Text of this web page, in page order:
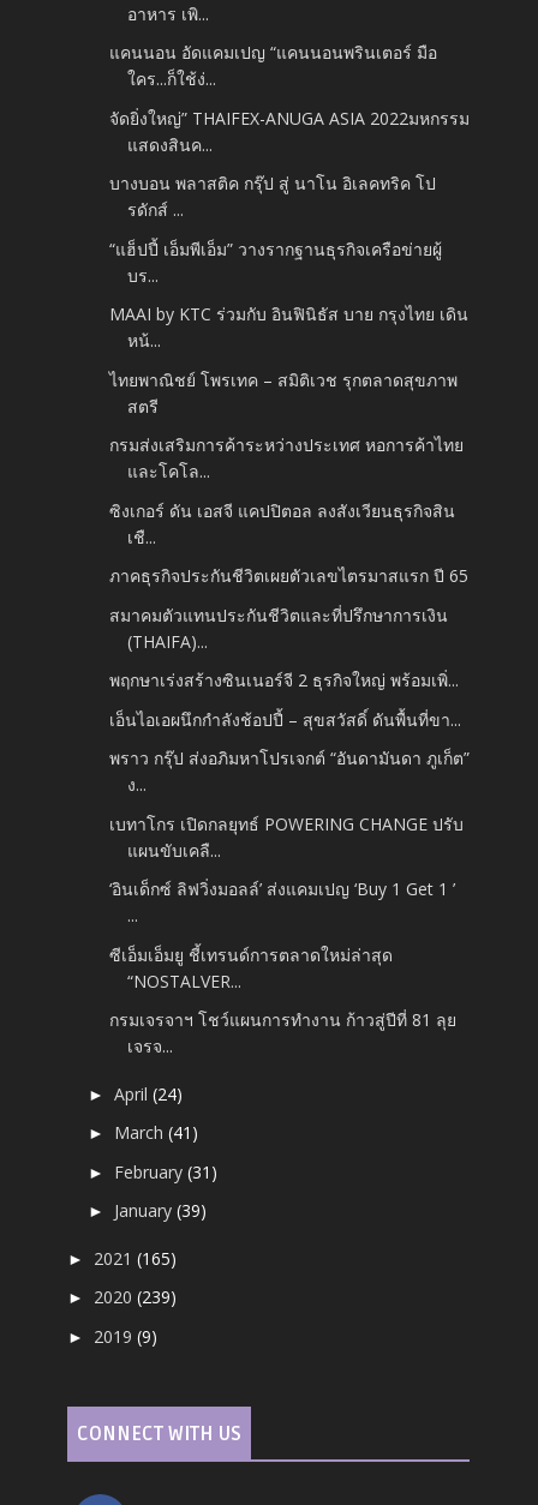
อาหาร เพิ...
แคนนอน อัดแคมเปญ “แคนนอนพรินเตอร์ มือ
ใคร...ก็ใช้ง่...
จัดยิ่งใหญ่” THAIFEX-ANUGA ASIA 2022มหกรรม
แสดงสินค...
บางบอน พลาสติค กรุ๊ป สู่ นาโน อิเลคทริค โป
รดักส์ ...
“แฮ็ปปี้ เอ็มพีเอ็ม” วางรากฐานธุรกิจเครือข่ายผู้
บร...
MAAI by KTC ร่วมกับ อินฟินิธัส บาย กรุงไทย เดิน
หน้...
ไทยพาณิชย์ โพรเทค – สมิติเวช รุกตลาดสุขภาพ
สตรี
กรมส่งเสริมการค้าระหว่างประเทศ หอการค้าไทย
และโคโล...
ซิงเกอร์ ดัน เอสจี แคปปิตอล ลงสังเวียนธุรกิจสิน
เชื...
ภาคธุรกิจประกันชีวิตเผยตัวเลขไตรมาสแรก ปี 65
สมาคมตัวแทนประกันชีวิตและที่ปรึกษาการเงิน
(THAIFA)...
พฤกษาเร่งสร้างซินเนอร์จี 2 ธุรกิจใหญ่ พร้อมเพิ่...
เอ็นไอเอผนึกกำลังช้อปปี้ – สุขสวัสดิ์ ดันพื้นที่ขา...
พราว กรุ๊ป ส่งอภิมหาโปรเจกต์ “อันดามันดา ภูเก็ต”
ง...
เบทาโกร เปิดกลยุทธ์ POWERING CHANGE ปรับ
แผนขับเคลื...
‘อินเด็กซ์ ลิฟวิ่งมอลล์’ ส่งแคมเปญ ‘Buy 1 Get 1 ’
...
ซีเอ็มเอ็มยู ชี้เทรนด์การตลาดใหม่ล่าสุด
“NOSTALVER...
กรมเจรจาฯ โชว์แผนการทำงาน ก้าวสู่ปีที่ 81 ลุย
เจรจ...
►April(24)
► March(41)
► February(31)
► January(39)
► 2021(165)
► 2020(239)
► 2019(9)
CONNECT WITH US